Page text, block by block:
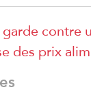
contre
des prix